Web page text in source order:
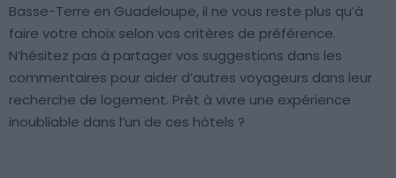
Basse-Terre en Guadeloupe, il ne vous reste plus qu’à
faire votre choix selon vos critères de préférence.
N’hésitez pas à partager vos suggestions dans les
commentaires pour aider d’autres voyageurs dans leur
recherche de logement. Prêt à vivre une expérience
inoubliable dans l’un de ces hôtels ?